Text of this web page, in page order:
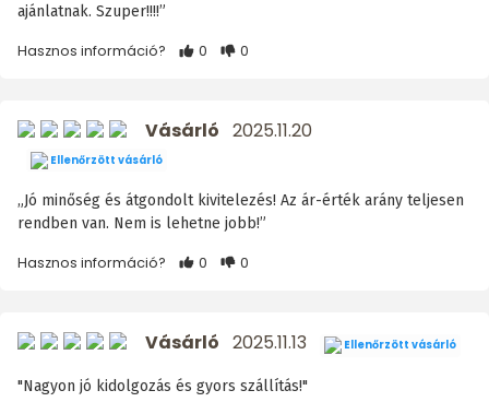
ajánlatnak. Szuper!!!!”
Hasznos információ? 0 0
Vásárló 2025.11.20
Ellenőrzött vásárló
„Jó minőség és átgondolt kivitelezés! Az ár-érték arány teljesen
rendben van. Nem is lehetne jobb!”
Hasznos információ? 0 0
Vásárló 2025.11.13 Ellenőrzött vásárló
"Nagyon jó kidolgozás és gyors szállítás!"